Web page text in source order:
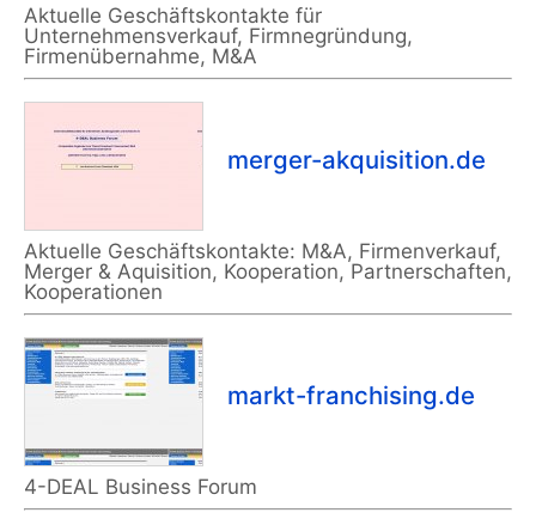
Aktuelle Geschäftskontakte für
Unternehmensverkauf, Firmnegründung,
Firmenübernahme, M&A
merger-akquisition.de
Aktuelle Geschäftskontakte: M&A, Firmenverkauf,
Merger & Aquisition, Kooperation, Partnerschaften,
Kooperationen
markt-franchising.de
4-DEAL Business Forum